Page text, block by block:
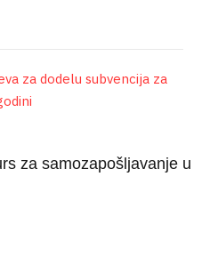
za samozapošljavanje u